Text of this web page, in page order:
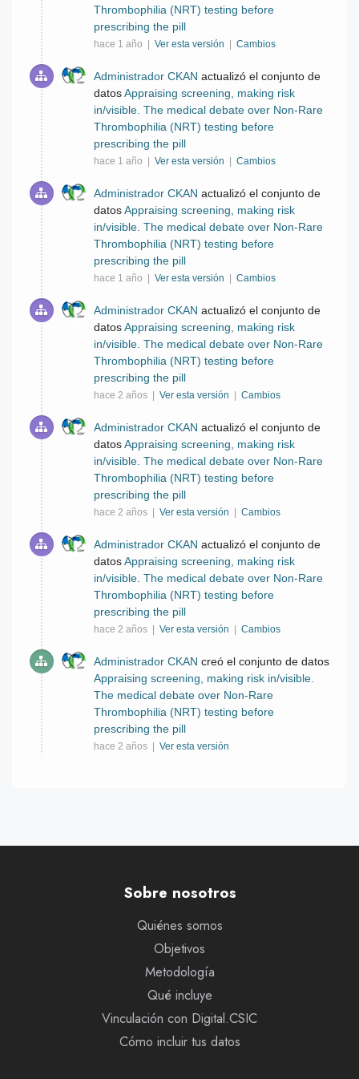
Thrombophilia (NRT) testing before
prescribing the pill
hace 1 año | Ver esta versión | Cambios
Administrador CKAN actualizó el conjunto de
datosAppraising screening, making risk
in/visible. The medical debate over Non-Rare
Thrombophilia (NRT) testing before
prescribing the pill
hace 1 año | Ver esta versión | Cambios
Administrador CKAN actualizó el conjunto de
datosAppraising screening, making risk
in/visible. The medical debate over Non-Rare
Thrombophilia (NRT) testing before
prescribing the pill
hace 1 año | Ver esta versión | Cambios
Administrador CKAN actualizó el conjunto de
datosAppraising screening, making risk
in/visible. The medical debate over Non-Rare
Thrombophilia (NRT) testing before
prescribing the pill
hace 2 años | Ver esta versión | Cambios
Administrador CKAN actualizó el conjunto de
datosAppraising screening, making risk
in/visible. The medical debate over Non-Rare
Thrombophilia (NRT) testing before
prescribing the pill
hace 2 años | Ver esta versión | Cambios
Administrador CKAN actualizó el conjunto de
datosAppraising screening, making risk
in/visible. The medical debate over Non-Rare
Thrombophilia (NRT) testing before
prescribing the pill
hace 2 años | Ver esta versión | Cambios
Administrador CKAN creó el conjunto de datos
Appraising screening, making risk in/visible.
The medical debate over Non-Rare
Thrombophilia (NRT) testing before
prescribing the pill
hace 2 años | Ver esta versión
Sobre nosotros
Quiénes somos
Objetivos
Metodología
Qué incluye
Vinculación con Digital.CSIC
Cómo incluir tus datos